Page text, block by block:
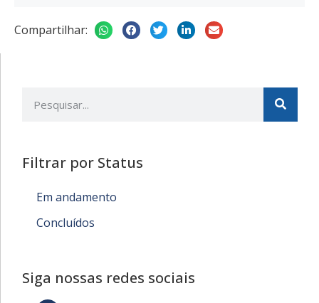
Compartilhar:
Filtrar por Status
Em andamento
Concluídos
Siga nossas redes sociais